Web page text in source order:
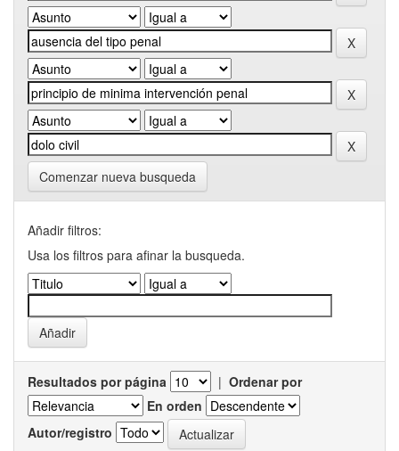
Comenzar nueva busqueda
Añadir filtros:
Usa los filtros para afinar la busqueda.
Resultados por página | Ordenar por
En orden
Autor/registro